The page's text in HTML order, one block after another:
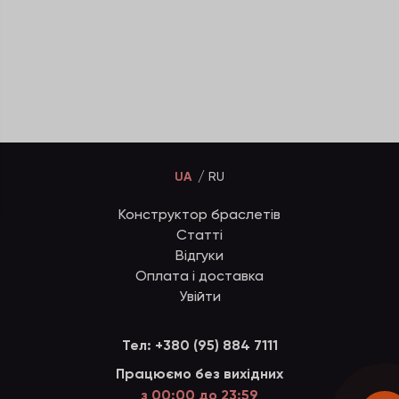
UA RU
Конструктор браслетів
Статті
Відгуки
Оплата і доставка
Увійти
Тел: +380 (95) 884 7111
Працюємо без вихідних
з 00:00 до 23:59